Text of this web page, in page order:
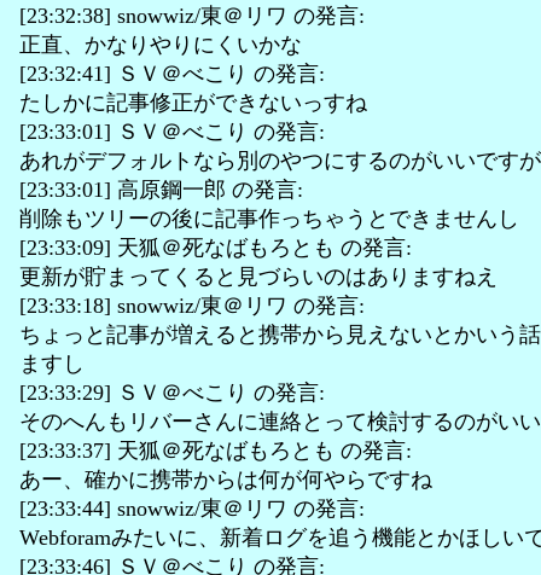
[23:32:38] snowwiz/東＠リワ の発言:
正直、かなりやりにくいかな
[23:32:41] ＳＶ＠べこり の発言:
たしかに記事修正ができないっすね
[23:33:01] ＳＶ＠べこり の発言:
あれがデフォルトなら別のやつにするのがいいですが
[23:33:01] 高原鋼一郎 の発言:
削除もツリーの後に記事作っちゃうとできませんし
[23:33:09] 天狐＠死なばもろとも の発言:
更新が貯まってくると見づらいのはありますねえ
[23:33:18] snowwiz/東＠リワ の発言:
ちょっと記事が増えると携帯から見えないとかいう
ますし
[23:33:29] ＳＶ＠べこり の発言:
そのへんもリバーさんに連絡とって検討するのがい
[23:33:37] 天狐＠死なばもろとも の発言:
あー、確かに携帯からは何が何やらですね
[23:33:44] snowwiz/東＠リワ の発言:
Webforamみたいに、新着ログを追う機能とかほしい
[23:33:46] ＳＶ＠べこり の発言: